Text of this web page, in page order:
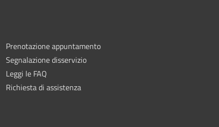
Prenotazione appuntamento
Segnalazione disservizio
Leggi le FAQ
Richiesta di assistenza